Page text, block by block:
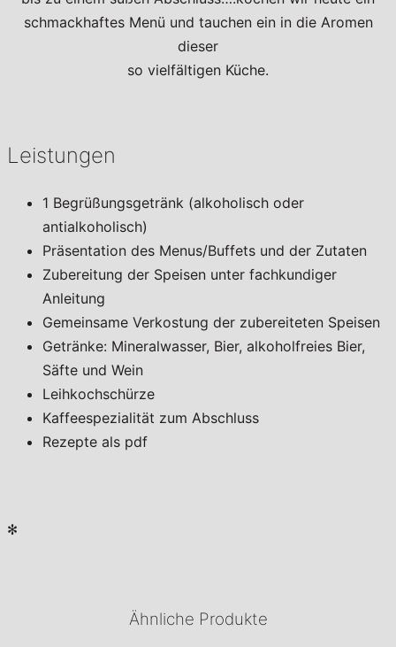
schmackhaftes Menü und tauchen ein in die Aromen
dieser
so vielfältigen Küche.
Leistungen
1 Begrüßungsgetränk (alkoholisch oder
antialkoholisch)
Präsentation des Menus/Buffets und der Zutaten
Zubereitung der Speisen unter fachkundiger
Anleitung
Gemeinsame Verkostung der zubereiteten Speisen
Getränke: Mineralwasser, Bier, alkoholfreies Bier,
Säfte und Wein
Leihkochschürze
Kaffeespezialität zum Abschluss
Rezepte als pdf
✻
Ähnliche Produkte